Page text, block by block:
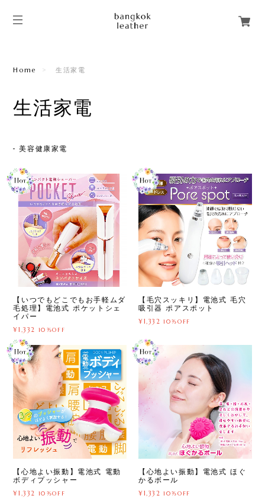
Home 生活家電
生活家電
美容健康家電
【いつでもどこでもお手軽ムダ
毛処理】電池式 ポケットシェ
イパー
¥1,332 10%OFF
【毛穴スッキリ】電池式 毛穴
吸引器 ポアスポット
¥1,332 10%OFF
【心地よい振動】電池式 電動
ボディプッシャー
¥1,332 10%OFF
【心地よい振動】電池式 ほぐ
かるボール
¥1,332 10%OFF